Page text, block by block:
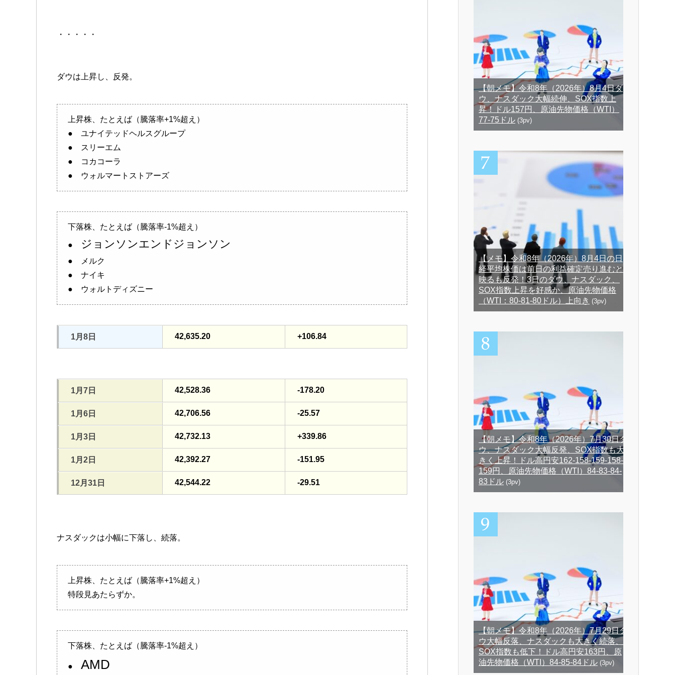
・・・・・
ダウは上昇し、反発。
上昇株、たとえば（騰落率+1%超え）
● ユナイテッドヘルスグループ
● スリーエム
● コカコーラ
● ウォルマートストアーズ
下落株、たとえば（騰落率-1%超え）
● ジョンソンエンドジョンソン
● メルク
● ナイキ
● ウォルトディズニー
1月8日 42,635.20 +106.84
1月7日 42,528.36 -178.20
1月6日 42,706.56 -25.57
1月3日 42,732.13 +339.86
1月2日 42,392.27 -151.95
12月31日 42,544.22 -29.51
ナスダックは小幅に下落し、続落。
上昇株、たとえば（騰落率+1%超え）
特段見あたらずか。
下落株、たとえば（騰落率-1%超え）
● AMD
【朝メモ】令和8年（2026年）8月4日ダ
ウ、ナスダック大幅続伸、SOX指数上
昇！ドル157円、原油先物価格（WTI）
77-75ドル (3pv)
【メモ】令和8年（2026年）8月4日の日
経平均株価は前日の利益確定売り進むと
映るも反発！3日のダウ、ナスダック、
SOX指数上昇を好感か、原油先物価格
（WTI：80-81-80ドル）上向き (3pv)
【朝メモ】令和8年（2026年）7月30日ダ
ウ、ナスダック大幅反発、SOX指数も大
きく上昇！ドル高円安162-158-159-158-
159円、原油先物価格（WTI）84-83-84-
83ドル (3pv)
【朝メモ】令和8年（2026年）7月29日ダ
ウ大幅反落、ナスダックも大きく続落、
SOX指数も低下！ドル高円安163円、原
油先物価格（WTI）84-85-84ドル (3pv)